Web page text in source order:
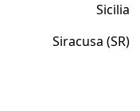
Sicilia
Siracusa (SR)